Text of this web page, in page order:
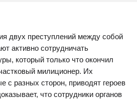
двух преступлений между собой
активно сотрудничать
который только что окончил
милиционер. Их
с разных сторон, приводят героев
что сотрудники органов